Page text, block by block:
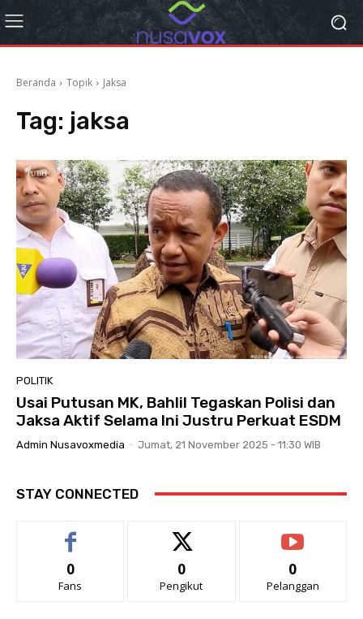
Beranda Topik Jaksa
Tag: jaksa
POLITIK
Usai Putusan MK, Bahlil Tegaskan Polisi dan
Jaksa Aktif Selama Ini Justru Perkuat ESDM
Admin Nusavoxmedia - Jumat, 21 November 2025 - 11:30 WIB
STAY CONNECTED
0
Fans
0
Pengikut
0
Pelanggan